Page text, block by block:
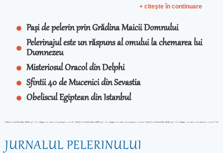
+ citeşte în continuare
Pași de pelerin prin Grădina Maicii Domnului
Pelerinajul este un răspuns al omului la chemarea lui
Dumnezeu
Misteriosul Oracol din Delphi
Sfintii 40 de Mucenici din Sevastia
Obeliscul Egiptean din Istanbul
JURNALUL PELERINULUI